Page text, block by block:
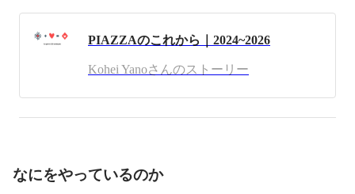
す。PIAZZAは伊語で広場という意味。
ちどき」を運営。認定NPO法人フローレンスと業務て
PIAZZAのこれから｜2024~2026
Kohei Yanoさんのストーリー
なにをやっているのか